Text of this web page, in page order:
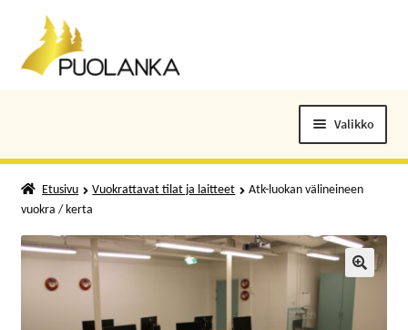
Siirry
navigointiin
Siirry
sisältöön
Valikko
ELOKUVALIPUT
TAPAHTUMAT
KUNTOSALI
KANSALAISOPISTO
Etusivu Vuokrattavat tilat ja laitteet
Atk-luokan välineineen
vuokra / kerta